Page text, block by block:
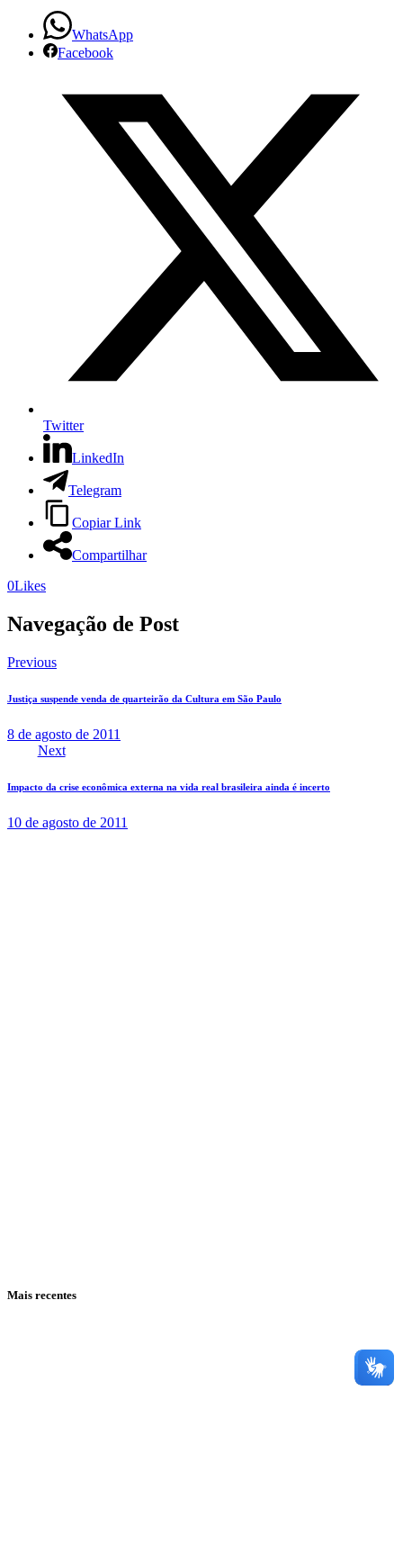
WhatsApp
Facebook
Twitter
LinkedIn
Telegram
Copiar Link
Compartilhar
0Likes
Navegação de Post
Previous
Justiça suspende venda de quarteirão da Cultura em São Paulo
8 de agosto de 2011
Next
Impacto da crise econômica externa na vida real brasileira ainda é incerto
10 de agosto de 2011
Mais recentes